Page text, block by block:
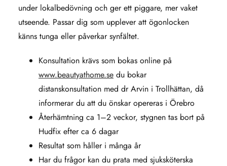
under lokalbedövning och ger ett piggare, mer vaket
utseende. Passar dig som upplever att ögonlocken
känns tunga eller påverkar synfältet.
Konsultation krävs som bokas online på
www.beautyathome.se du bokar
distanskonsultation med dr Arvin i Trollhättan, då
informerar du att du önskar opereras i Örebro
Återhämtning ca 1–2 veckor, stygnen tas bort på
Hudfix efter ca 6 dagar
Resultat som håller i många år
Har du frågor kan du prata med sjuksköterska